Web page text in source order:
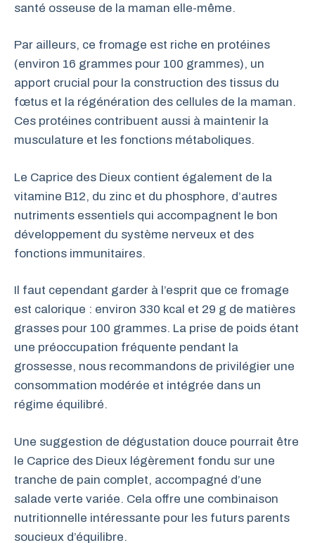
santé osseuse de la maman elle-même.
Par ailleurs, ce fromage est riche en protéines
(environ 16 grammes pour 100 grammes), un
apport crucial pour la construction des tissus du
fœtus et la régénération des cellules de la maman.
Ces protéines contribuent aussi à maintenir la
musculature et les fonctions métaboliques.
Le Caprice des Dieux contient également de la
vitamine B12, du zinc et du phosphore, d’autres
nutriments essentiels qui accompagnent le bon
développement du système nerveux et des
fonctions immunitaires.
Il faut cependant garder à l’esprit que ce fromage
est calorique : environ 330 kcal et 29 g de matières
grasses pour 100 grammes. La prise de poids étant
une préoccupation fréquente pendant la
grossesse, nous recommandons de privilégier une
consommation modérée et intégrée dans un
régime équilibré.
Une suggestion de dégustation douce pourrait être
le Caprice des Dieux légèrement fondu sur une
tranche de pain complet, accompagné d’une
salade verte variée. Cela offre une combinaison
nutritionnelle intéressante pour les futurs parents
soucieux d’équilibre.